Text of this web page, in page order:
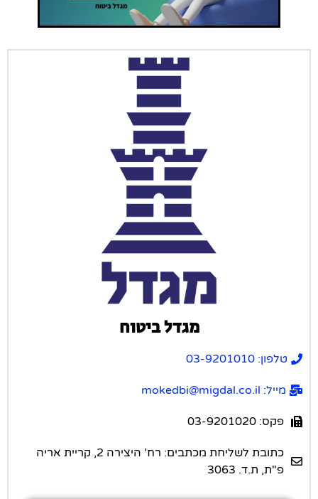
מגדל ביטוח
טלפון: 03-9201010
מייל: mokedbi@migdal.co.il
פקס: 03-9201020
כתובת לשליחת מכתבים: רח’ היצירה 2, קריית אריה
פ"ת, ת.ד. 3063